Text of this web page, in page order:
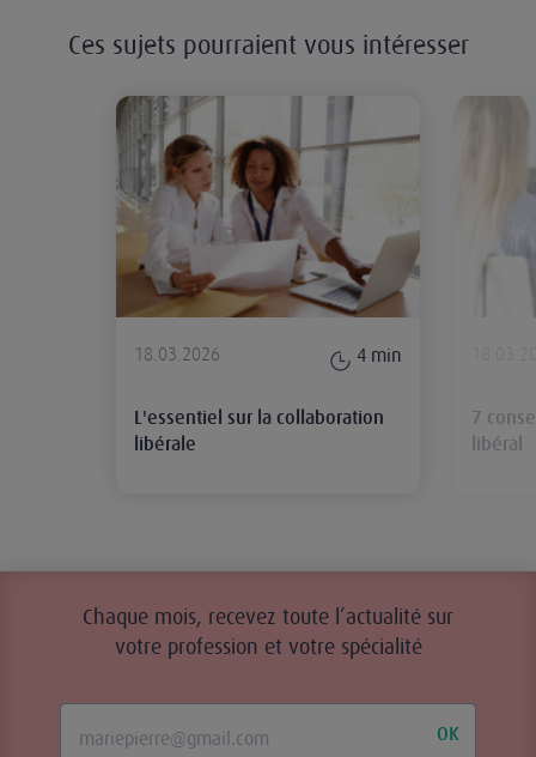
Ces sujets pourraient vous intéresser
L'essentiel sur la collaboration
18.03.2026 4 min
L'essentiel sur la collaboration
libérale
7
libéral
Chaque mois, recevez toute l’actualité sur
votre profession et votre spécialité
OK